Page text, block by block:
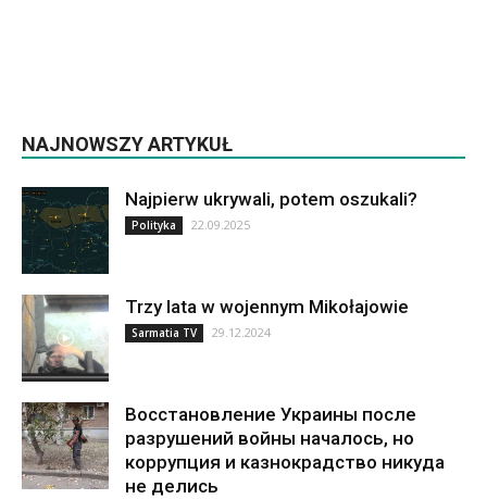
NAJNOWSZY ARTYKUŁ
Najpierw ukrywali, potem oszukali?
Polityka 22.09.2025
Trzy lata w wojennym Mikołajowie
Sarmatia TV 29.12.2024
Восстановление Украины после
разрушений войны началось, но
коррупция и казнокрадство никуда
не делись